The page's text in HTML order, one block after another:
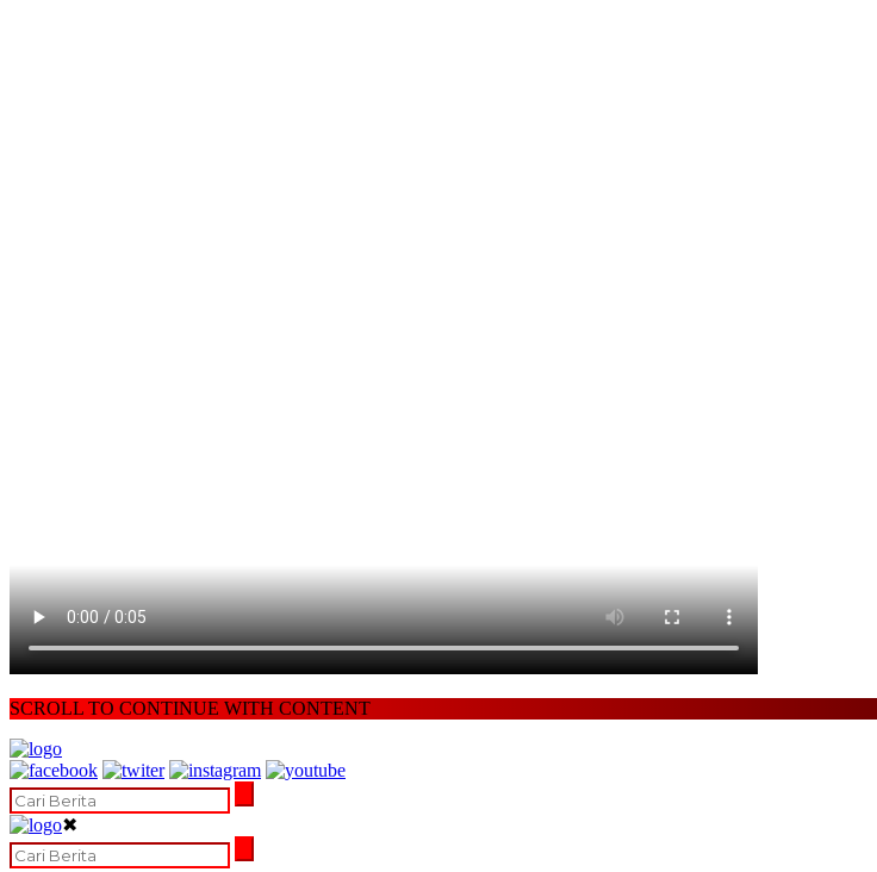
SCROLL TO CONTINUE WITH CONTENT
✖